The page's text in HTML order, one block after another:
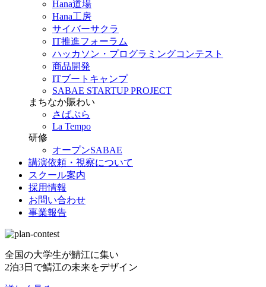
Hana道場
Hana工房
サイバーサクラ
IT推進フォーラム
ハッカソン・プログラミングコンテスト
商品開発
ITブートキャンプ
SABAE STARTUP PROJECT
まちなか賑わい
さばぷら
La Tempo
研修
オープンSABAE
講演依頼・視察について
スクール案内
採用情報
お問い合わせ
事業報告
全国の大学生が鯖江に集い
2泊3日で鯖江の未来をデザイン